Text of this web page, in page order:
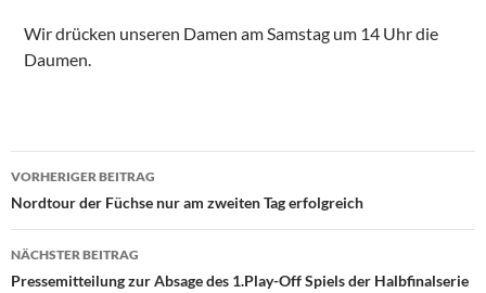
Wir drücken unseren Damen am Samstag um 14 Uhr die
Daumen.
Beitragsnavigation
VORHERIGER BEITRAG
Nordtour der Füchse nur am zweiten Tag erfolgreich
NÄCHSTER BEITRAG
Pressemitteilung zur Absage des 1.Play-Off Spiels der Halbfinalserie